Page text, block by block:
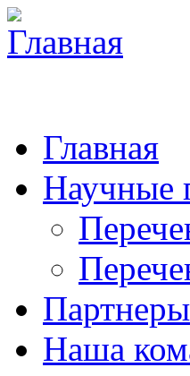
Главная
Научные
Партнеры
Наша